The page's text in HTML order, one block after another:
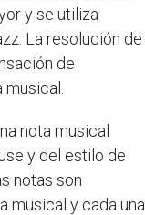
y se utiliza
La resolución de
de
nota musical
y del estilo de
notas son
musical y cada una